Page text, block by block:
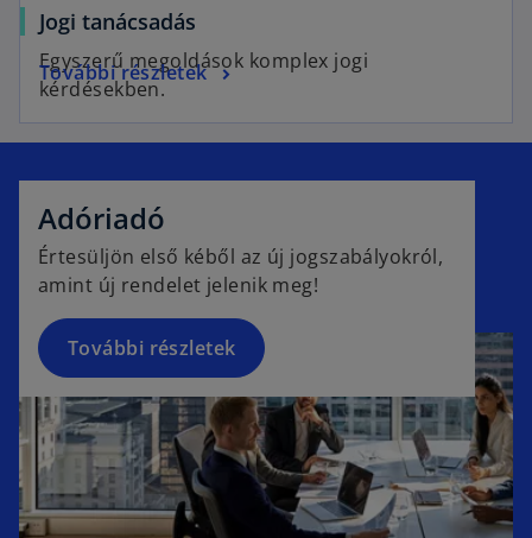
Jogi tanácsadás
Egyszerű megoldások komplex jogi
kérdésekben.
További részletek
Adóriadó
Értesüljön első kéből az új jogszabályokról,
amint új rendelet jelenik meg!
További részletek